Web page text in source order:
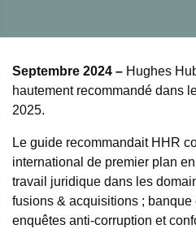
Septembre 2024 – Hughes
hautement recommandé dans
2025.
Le guide recommandait HHR
international de premier plan
travail juridique dans les
fusions & acquisitions ; banque
enquêtes anti-corruption et